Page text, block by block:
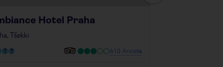
Hotel Praha
Tšekki
610 Arviota